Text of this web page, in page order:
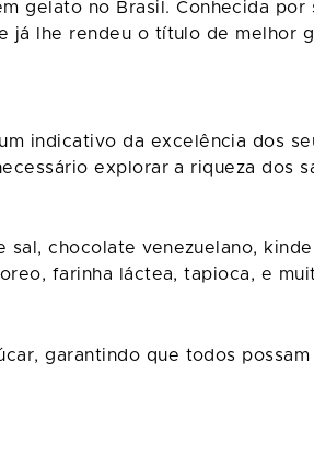
gelato no Brasil. Conhecida por
já lhe rendeu o título de melhor
indicativo da excelência dos
explorar a riqueza dos
chocolate venezuelano,
farinha láctea, tapioca, e
garantindo que todos